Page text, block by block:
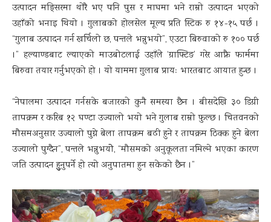
उत्पादन मङ्सिरमा थोरै भए पनि पुस र माघमा भने राम्रो उत्पादन भएको
उहाँको भनाइ थियो । गुलाबको होलसेल मूल्य प्रति स्टिक रु १४-१५ पर्छ ।
“गुलाब उत्पादन गर्न खर्चिलो छ, पन्तले भन्नुभयो”, एउटा बिरुवाको रु १०० पर्छ
।” हल्याण्डबाट ल्याएको माउबोटलाई उहाँले ‘ग्राफ्टिङ’ गरेर आफ्नै फार्ममा
बिरुवा तयार गर्नुभएको हो । यो याममा गुलाब प्रायः भारतबाट आयात हुन्छ ।
“नेपालमा उत्पादन गर्नसके बजारको कुनै समस्या छैन । बीसदेखि ३० डिग्री
तापक्रम र करिब १२ घण्टा उज्यालो भयो भने गुलाब राम्रो फुल्छ । चितवनको
मौसमअनुसार उज्यालो पुग्ने बेला तापक्रम बढी हुने र तापक्रम ठिक्क हुने बेला
उज्यालो पुग्दैन”, पन्तले भन्नुभयोे, “मौसमको अनुकूलता नमिल्ने भएका कारण
जति उत्पादन हुुनुपर्ने हो त्यो अनुपातमा हुन सकेको छैन ।”